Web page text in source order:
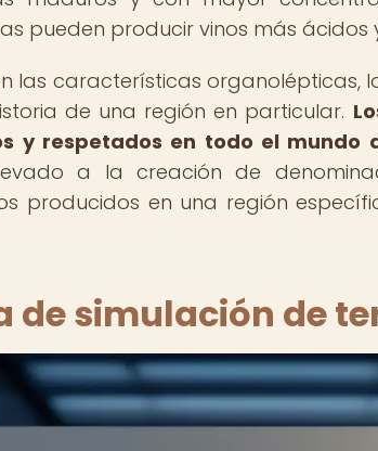
pueden producir vinos más ácidos
las características organolépticas,
de una región en particular.
y respetados en todo el mundo
a la creación de
producidos en una región
de simulación de